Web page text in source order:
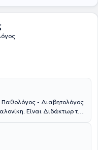
Παθολόγος - Διαβητολόγος
Είναι Διδάκτωρ της
Πέρα από τις
ως Επιστημονικός
Γενικής Κλινικής